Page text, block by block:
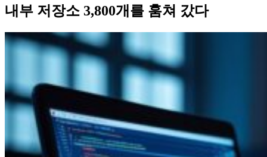
내부 저장소 3,800개를 훔쳐 갔다